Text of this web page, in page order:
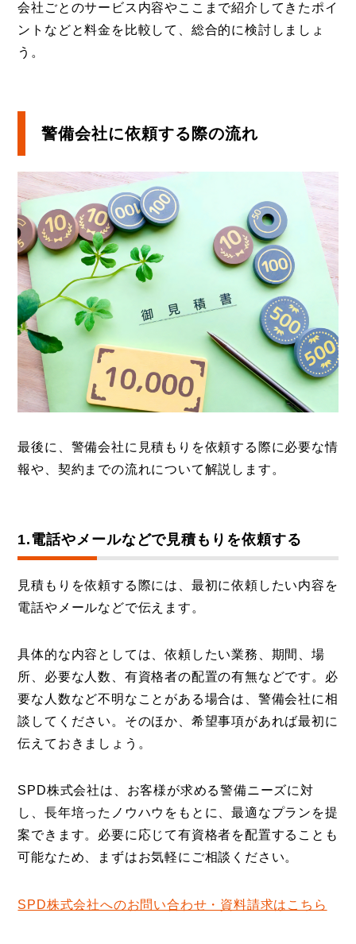
会社ごとのサービス内容やここまで紹介してきたポイ
ントなどと料金を比較して、総合的に検討しましょ
う。
警備会社に依頼する際の流れ
最後に、警備会社に見積もりを依頼する際に必要な情
報や、契約までの流れについて解説します。
1.電話やメールなどで見積もりを依頼する
見積もりを依頼する際には、最初に依頼したい内容を
電話やメールなどで伝えます。
具体的な内容としては、依頼したい業務、期間、場
所、必要な人数、有資格者の配置の有無などです。必
要な人数など不明なことがある場合は、警備会社に相
談してください。そのほか、希望事項があれば最初に
伝えておきましょう。
SPD株式会社は、お客様が求める警備ニーズに対
し、長年培ったノウハウをもとに、最適なプランを提
案できます。必要に応じて有資格者を配置することも
可能なため、まずはお気軽にご相談ください。
SPD株式会社へのお問い合わせ・資料請求はこちら